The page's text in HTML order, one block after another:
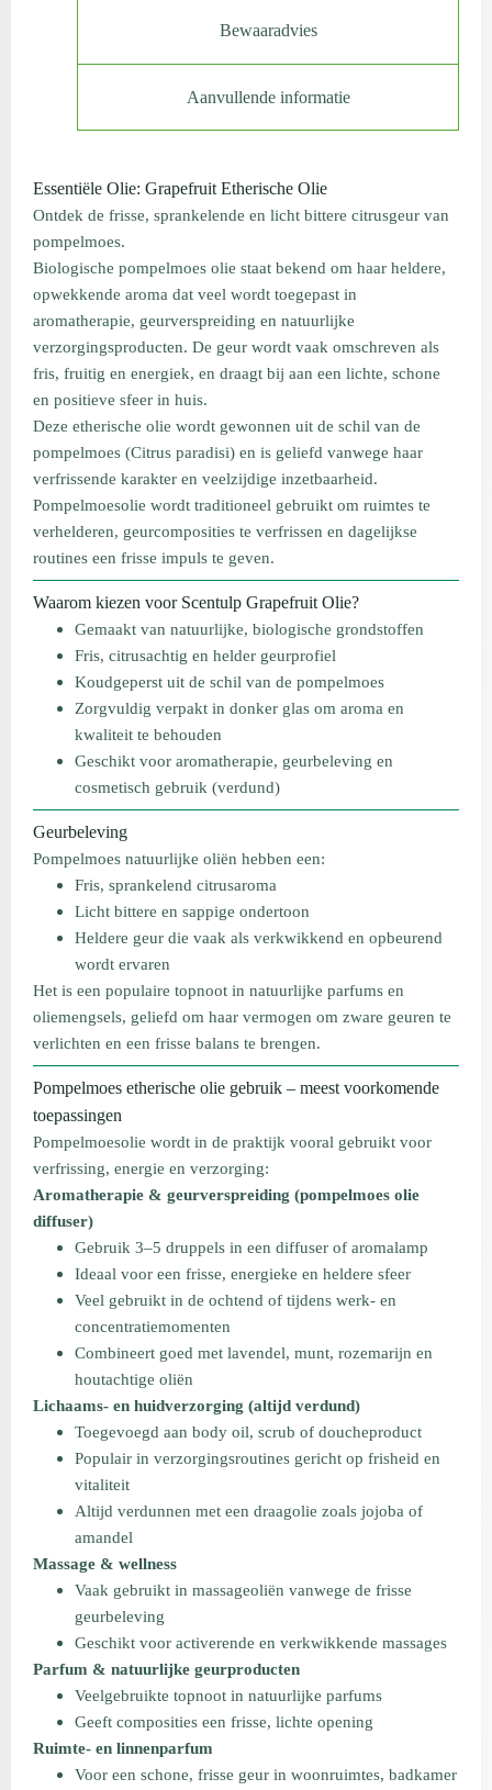
Bewaaradvies
Aanvullende informatie
Essentiële Olie: Grapefruit Etherische Olie
Ontdek de frisse, sprankelende en licht bittere citrusgeur van
pompelmoes.
Biologische pompelmoes olie staat bekend om haar heldere,
opwekkende aroma dat veel wordt toegepast in
aromatherapie, geurverspreiding en natuurlijke
verzorgingsproducten. De geur wordt vaak omschreven als
fris, fruitig en energiek, en draagt bij aan een lichte, schone
en positieve sfeer in huis.
Deze etherische olie wordt gewonnen uit de schil van de
pompelmoes (Citrus paradisi) en is geliefd vanwege haar
verfrissende karakter en veelzijdige inzetbaarheid.
Pompelmoesolie wordt traditioneel gebruikt om ruimtes te
verhelderen, geurcomposities te verfrissen en dagelijkse
routines een frisse impuls te geven.
Waarom kiezen voor Scentulp Grapefruit Olie?
Gemaakt van natuurlijke, biologische grondstoffen
Fris, citrusachtig en helder geurprofiel
Koudgeperst uit de schil van de pompelmoes
Zorgvuldig verpakt in donker glas om aroma en
kwaliteit te behouden
Geschikt voor aromatherapie, geurbeleving en
cosmetisch gebruik (verdund)
Geurbeleving
Pompelmoes natuurlijke oliën hebben een:
Fris, sprankelend citrusaroma
Licht bittere en sappige ondertoon
Heldere geur die vaak als verkwikkend en opbeurend
wordt ervaren
Het is een populaire topnoot in natuurlijke parfums en
oliemengsels, geliefd om haar vermogen om zware geuren te
verlichten en een frisse balans te brengen.
Pompelmoes etherische olie gebruik – meest voorkomende
toepassingen
Pompelmoesolie wordt in de praktijk vooral gebruikt voor
verfrissing, energie en verzorging:
Aromatherapie & geurverspreiding (pompelmoes olie
diffuser)
Gebruik 3–5 druppels in een diffuser of aromalamp
Ideaal voor een frisse, energieke en heldere sfeer
Veel gebruikt in de ochtend of tijdens werk- en
concentratiemomenten
Combineert goed met lavendel, munt, rozemarijn en
houtachtige oliën
Lichaams- en huidverzorging (altijd verdund)
Toegevoegd aan body oil, scrub of doucheproduct
Populair in verzorgingsroutines gericht op frisheid en
vitaliteit
Altijd verdunnen met een draagolie zoals jojoba of
amandel
Massage & wellness
Vaak gebruikt in massageoliën vanwege de frisse
geurbeleving
Geschikt voor activerende en verkwikkende massages
Parfum & natuurlijke geurproducten
Veelgebruikte topnoot in natuurlijke parfums
Geeft composities een frisse, lichte opening
Ruimte- en linnenparfum
Voor een schone, frisse geur in woonruimtes, badkamer